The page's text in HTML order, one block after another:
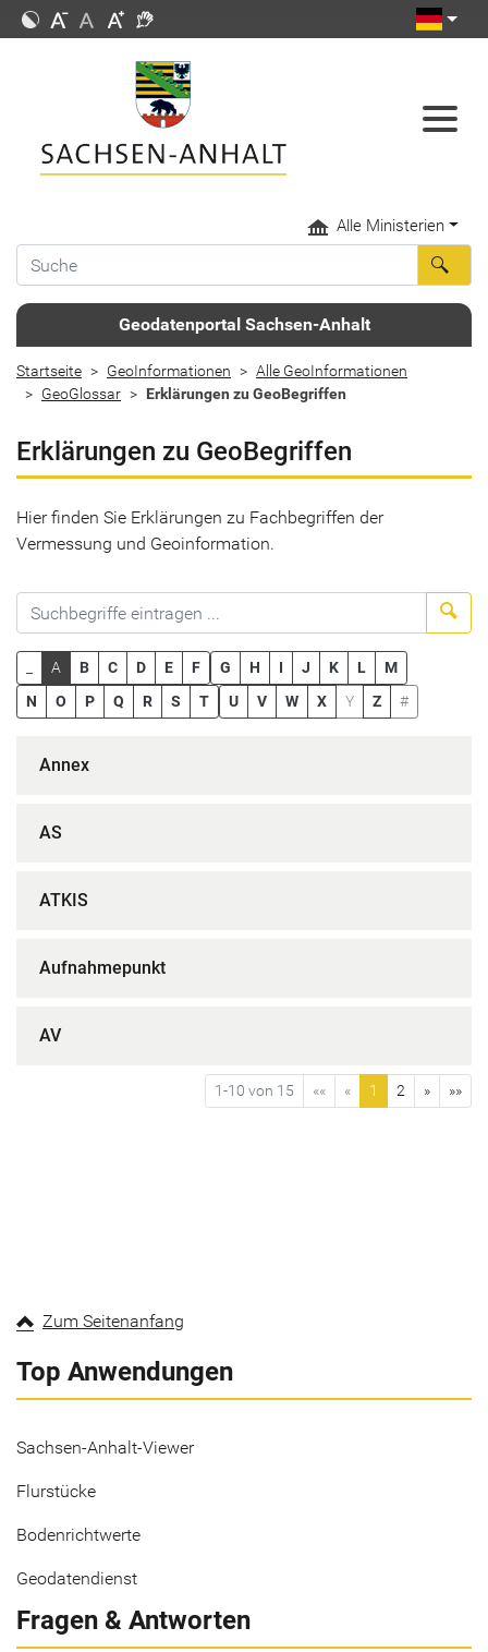
Alle Ministerien
Geodatenportal Sachsen-Anhalt
Startseite GeoInformationen
Alle GeoInformationen
GeoGlossar
Erklärungen zu GeoBegriffen
Erklärungen zu GeoBegriffen
Hier finden Sie Erklärungen zu Fachbegriffen der
Vermessung und Geoinformation.
A B C D E F G H I J K L
M
N
O P Q R S T U V W X Y Z #
Annex
AS
ATKIS
Aufnahmepunkt
AV
1-10 von 15 «« « 1 2 » »»
Zum Seitenanfang
Top Anwendungen
Sachsen-Anhalt-Viewer
Flurstücke
Bodenrichtwerte
Geodatendienst
Fragen & Antworten